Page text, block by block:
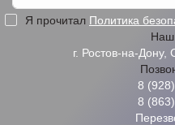
Я прочитал Политика
Наш
г. Ростов-на-
8
8